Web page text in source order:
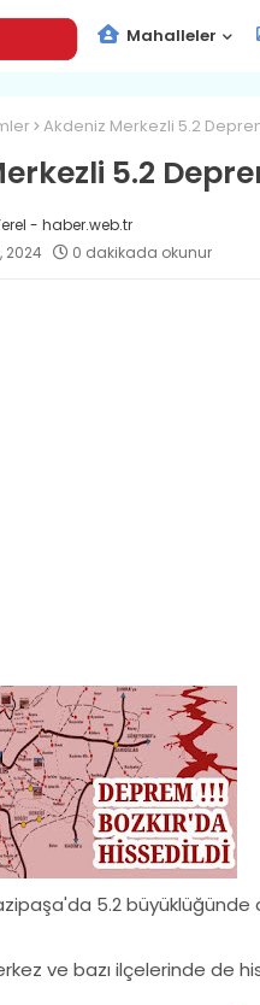
Mahalleler
Akdeniz Merkezli 5.2
5.2
- haber.web.tr
2024
0 dakikada okunur
5.2
ve bazı ilçelerinde de